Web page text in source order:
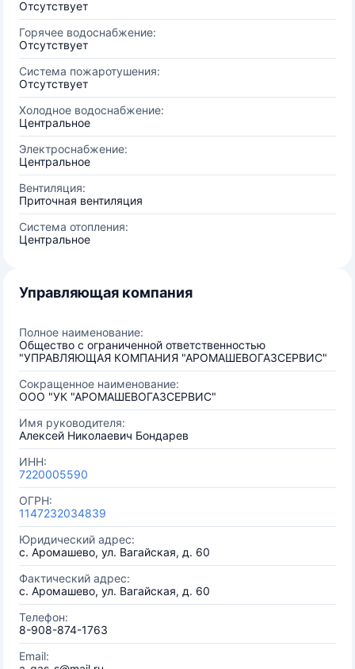
Отсутствует
Горячее водоснабжение:
Отсутствует
Система пожаротушения:
Отсутствует
Холодное водоснабжение:
Центральное
Электроснабжение:
Центральное
Вентиляция:
Приточная вентиляция
Система отопления:
Центральное
Управляющая компания
Полное наименование:
Общество с ограниченной ответственностью
"УПРАВЛЯЮЩАЯ КОМПАНИЯ "АРОМАШЕВОГАЗСЕРВИС"
Сокращенное наименование:
ООО "УК "АРОМАШЕВОГАЗСЕРВИС"
Имя руководителя:
Алексей Николаевич Бондарев
ИНН:
7220005590
ОГРН:
1147232034839
Юридический адрес:
с. Аромашево, ул. Вагайская, д. 60
Фактический адрес:
с. Аромашево, ул. Вагайская, д. 60
Телефон:
8-908-874-1763
Email: